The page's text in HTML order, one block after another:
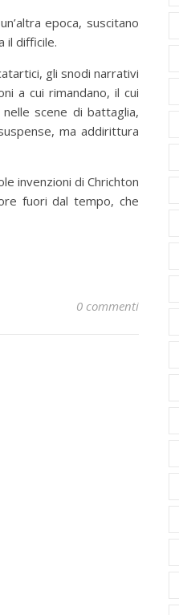
epoca, suscitano
il difficile.
gli snodi narrativi
a cui rimandano, il cui
scene di battaglia,
ma addirittura
invenzioni di Chrichton
fuori dal tempo, che
0 commenti